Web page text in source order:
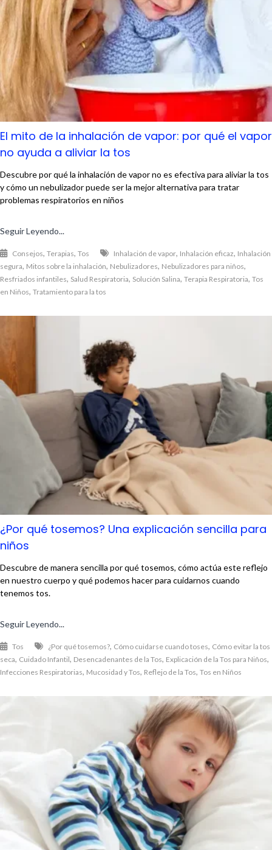
El mito de la inhalación de vapor: por qué el vapor
no ayuda a aliviar la tos
Descubre por qué la inhalación de vapor no es efectiva para aliviar la tos
y cómo un nebulizador puede ser la mejor alternativa para tratar
problemas respiratorios en niños
Seguir Leyendo...
Consejos, Terapias, Tos Inhalación de vapor, Inhalación eficaz, Inhalación
segura, Mitos sobre la inhalación, Nebulizadores, Nebulizadores para niños,
Resfriados infantiles, Salud Respiratoria, Solución Salina, Terapia Respiratoria, Tos
en Niños, Tratamiento para la tos
¿Por qué tosemos? Una explicación sencilla para
niños
Descubre de manera sencilla por qué tosemos, cómo actúa este reflejo
en nuestro cuerpo y qué podemos hacer para cuidarnos cuando
tenemos tos.
Seguir Leyendo...
Tos ¿Por qué tosemos?, Cómo cuidarse cuando toses, Cómo evitar la tos
seca, Cuidado Infantil, Desencadenantes de la Tos, Explicación de la Tos para Niños,
Infecciones Respiratorias, Mucosidad y Tos, Reflejo de la Tos, Tos en Niños